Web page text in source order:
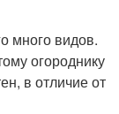
много видов.
огороднику
в отличие от